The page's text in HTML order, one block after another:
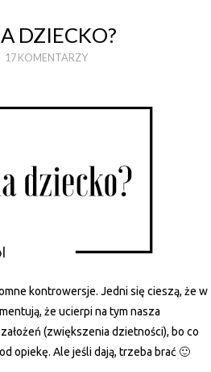
DZIECKO?
17 KOMENTARZY
kontrowersje. Jedni się cieszą, że w
że ucierpi na tym nasza
(zwiększenia dzietności), bo co
opiekę. Ale jeśli dają, trzeba brać 🙂